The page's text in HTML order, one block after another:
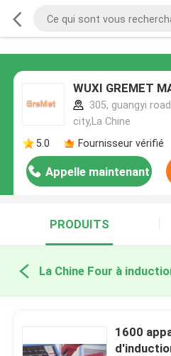
WUXI GREMET
305, guangyi
city,La Chine
5.0
Fournisseur vérifié
Appelle maintenant
PRODUITS
La Chine Four à
1600